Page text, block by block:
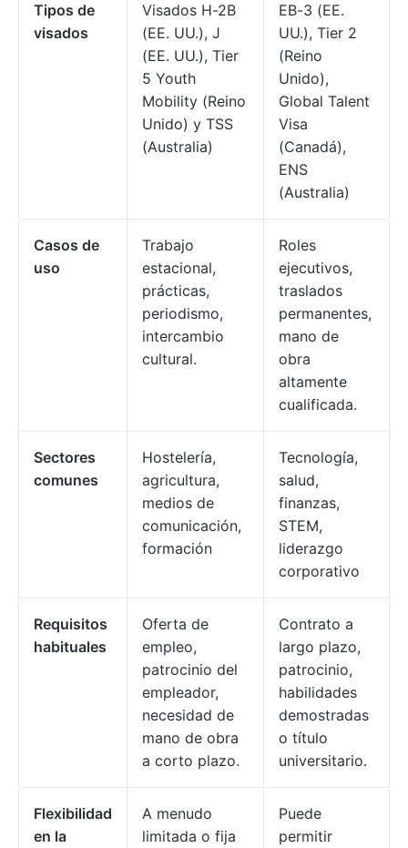
Tipos de
visados
Visados H-2B
(EE. UU.), J
(EE. UU.), Tier
5 Youth
Mobility (Reino
Unido) y TSS
(Australia)
EB-3 (EE.
UU.), Tier 2
(Reino
Unido),
Global Talent
Visa
(Canadá),
ENS
(Australia)
Casos de
uso
Trabajo
estacional,
prácticas,
periodismo,
intercambio
cultural.
Roles
ejecutivos,
traslados
permanentes,
mano de
obra
altamente
cualificada.
Sectores
comunes
Hostelería,
agricultura,
medios de
comunicación,
formación
Tecnología,
salud,
finanzas,
STEM,
liderazgo
corporativo
Requisitos
habituales
Oferta de
empleo,
patrocinio del
empleador,
necesidad de
mano de obra
a corto plazo.
Contrato a
largo plazo,
patrocinio,
habilidades
demostradas
o título
universitario.
Flexibilidad
en la
A menudo
limitada o fija
Puede
permitir